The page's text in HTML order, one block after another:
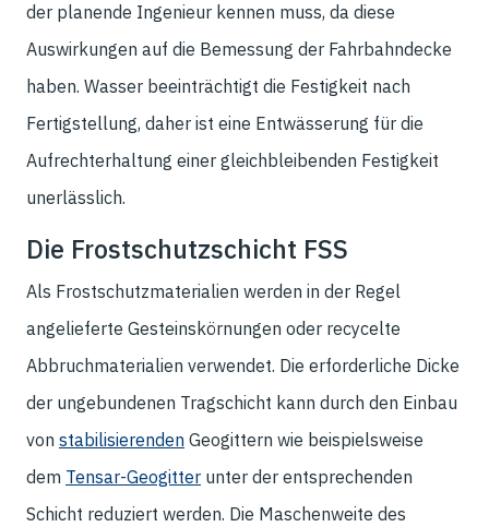
der planende Ingenieur kennen muss, da diese
Auswirkungen auf die Bemessung der Fahrbahndecke
haben. Wasser beeinträchtigt die Festigkeit nach
Fertigstellung, daher ist eine Entwässerung für die
Aufrechterhaltung einer gleichbleibenden Festigkeit
unerlässlich.
Die Frostschutzschicht FSS
Als Frostschutzmaterialien werden in der Regel
angelieferte Gesteinskörnungen oder recycelte
Abbruchmaterialien verwendet. Die erforderliche Dicke
der ungebundenen Tragschicht kann durch den Einbau
von stabilisierenden Geogittern wie beispielsweise
dem Tensar-Geogitter unter der entsprechenden
Schicht reduziert werden. Die Maschenweite des